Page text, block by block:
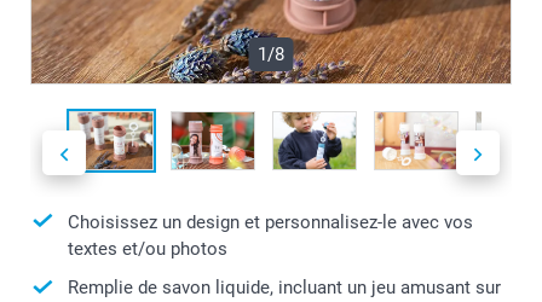
1/8
Choisissez un design et personnalisez-le avec vos
textes et/ou photos
Remplie de savon liquide, incluant un jeu amusant sur